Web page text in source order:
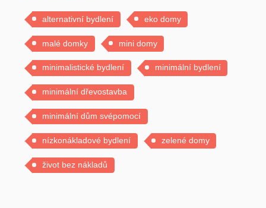
alternativní bydlení eko domy
malé domky mini domy
minimalistické bydlení minimální bydlení
minimální dřevostavba
minimální dům svépomocí
nízkonákladové bydlení zelené domy
život bez nákladů